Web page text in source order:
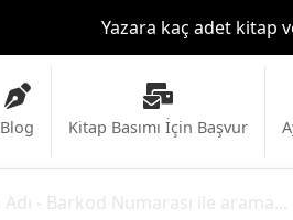
Yazara kaç adet kitap
Blog Kitap Basımı İçin Başvur